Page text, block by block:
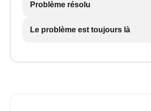
Appuyez cinq fois sur la touche "SET".
Problème résolu
Le problème est toujours là